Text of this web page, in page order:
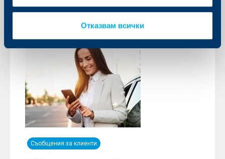
Отказвам всички
Съобщения за клиенти